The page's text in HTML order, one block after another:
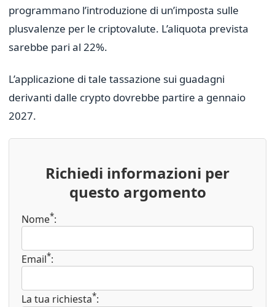
programmano l’introduzione di un’imposta sulle
plusvalenze per le criptovalute. L’aliquota prevista
sarebbe pari al 22%.
L’applicazione di tale tassazione sui guadagni
derivanti dalle crypto dovrebbe partire a gennaio
2027.
Richiedi informazioni per
questo argomento
Nome*:
Email*:
La tua richiesta*: